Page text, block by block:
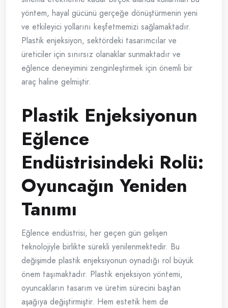
yöntem, hayal gücünü gerçeğe dönüştürmenin yeni
ve etkileyici yollarını keşfetmemizi sağlamaktadır.
Plastik enjeksiyon, sektördeki tasarımcılar ve
üreticiler için sınırsız olanaklar sunmaktadır ve
eğlence deneyimini zenginleştirmek için önemli bir
araç haline gelmiştir.
Plastik Enjeksiyonun
Eğlence
Endüstrisindeki Rolü:
Oyuncağın Yeniden
Tanımı
Eğlence endüstrisi, her geçen gün gelişen
teknolojiyle birlikte sürekli yenilenmektedir. Bu
değişimde plastik enjeksiyonun oynadığı rol büyük
önem taşımaktadır. Plastik enjeksiyon yöntemi,
oyuncakların tasarım ve üretim sürecini baştan
aşağıya değiştirmiştir. Hem estetik hem de